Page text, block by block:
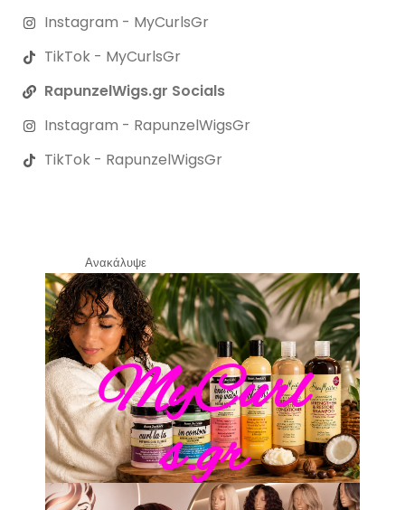
Instagram - MyCurlsGr
TikTok - MyCurlsGr
RapunzelWigs.gr Socials
Instagram - RapunzelWigsGr
TikTok - RapunzelWigsGr
Ανακάλυψε
MyCurl
s.gr